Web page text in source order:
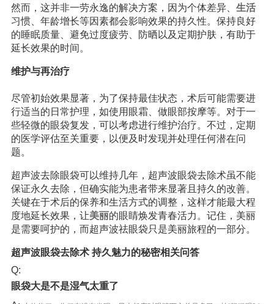
然而，这并非一劳永逸的解决方案，因为个体差异、 生活
习惯、年龄增长等因素都会影响效果的持久性。保持良好
的睡眠质量、避免过度疲劳、防晒以及定期护肤，有助于
延长效果的时间。
维护与再治疗
尽管初始效果显著，为了保持最佳状态，术后可能需要进
行适当的日常护理，如使用眼霜、做眼部按摩等。对于一
些轻微的眼袋复发，可以考虑进行维护治疗。不过，定期
的医学评估至关重要，以便及时发现并处理任何潜在问
题。
超声波去除眼袋可以维持几年，超声波眼袋去除术虽不能
保证永久去除，但确实能为患者带来显著且持久的改善。
关键在于术后的保养和生活方式的调整，这样才能最大程
度地延长效果，让美丽的眼睛焕发青春活力。记住，美丽
是需要呵护的，而超声波祛眼袋只是美丽旅程的一部分。
超声波眼袋去除术 持久魅力的秘密相关问答
Q:
眼袋大是不是湿气太重了